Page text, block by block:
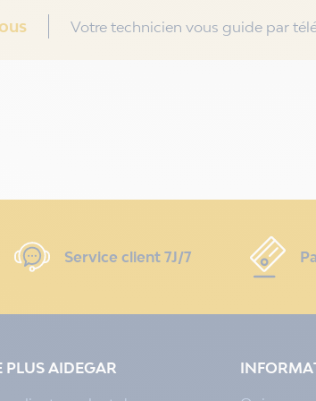
Votre technicien vous guide par
Service client 7J/7
PLUS AIDEGAR